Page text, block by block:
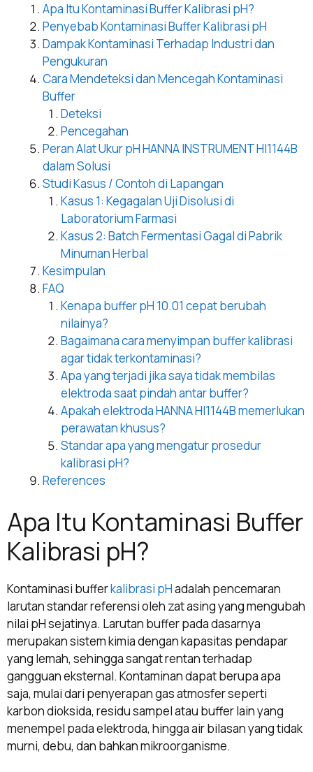
Apa Itu Kontaminasi Buffer Kalibrasi pH?
Penyebab Kontaminasi Buffer Kalibrasi pH
Dampak Kontaminasi Terhadap Industri dan
Pengukuran
Cara Mendeteksi dan Mencegah Kontaminasi
Buffer
Deteksi
Pencegahan
Peran Alat Ukur pH HANNA INSTRUMENT HI1144B
dalam Solusi
Studi Kasus / Contoh di Lapangan
Kasus 1: Kegagalan Uji Disolusi di
Laboratorium Farmasi
Kasus 2: Batch Fermentasi Gagal di Pabrik
Minuman Herbal
Kesimpulan
FAQ
Kenapa buffer pH 10.01 cepat berubah
nilainya?
Bagaimana cara menyimpan buffer kalibrasi
agar tidak terkontaminasi?
Apa yang terjadi jika saya tidak membilas
elektroda saat pindah antar buffer?
Apakah elektroda HANNA HI1144B memerlukan
perawatan khusus?
Standar apa yang mengatur prosedur
kalibrasi pH?
References
Apa Itu Kontaminasi Buffer
Kalibrasi pH?
Kontaminasi bufferkalibrasi pHadalah pencemaran
larutan standar referensi oleh zat asing yang mengubah
nilai pH sejatinya. Larutan buffer pada dasarnya
merupakan sistem kimia dengan kapasitas pendapar
yang lemah, sehingga sangat rentan terhadap
gangguan eksternal. Kontaminan dapat berupa apa
saja, mulai dari penyerapan gas atmosfer seperti
karbon dioksida, residu sampel atau buffer lain yang
menempel pada elektroda, hingga air bilasan yang tidak
murni, debu, dan bahkan mikroorganisme.